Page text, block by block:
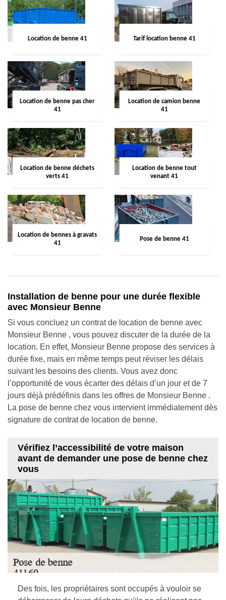
Location de benne 41 Tarif location benne 41
Location de benne pas cher
41
Location de camion benne
41
Location de benne déchets
verts 41
Location de benne tout
venant 41
Location de bennes à gravats
41
Pose de benne 41
Installation de benne pour une durée flexible
avec Monsieur Benne
Si vous concluez un contrat de location de benne avec
Monsieur Benne , vous pouvez discuter de la durée de la
location. En effet, Monsieur Benne propose des services à
durée fixe, mais en même temps peut réviser les délais
suivant les besoins des clients. Vous avez donc
l’opportunité de vous écarter des délais d’un jour et de 7
jours déjà prédéfinis dans les offres de Monsieur Benne .
La pose de benne chez vous intervient immédiatement dès
signature de contrat de location de benne.
Vérifiez l’accessibilité de votre maison
avant de demander une pose de benne chez
vous
Des fois, les propriétaires sont occupés à vouloir se